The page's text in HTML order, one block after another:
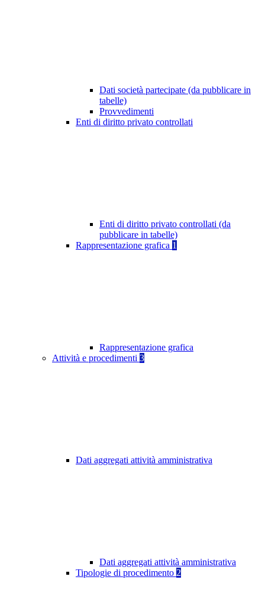
Dati società partecipate (da pubblicare in
tabelle)
Provvedimenti
Enti di diritto privato controllati
Enti di diritto privato controllati (da
pubblicare in tabelle)
Rappresentazione grafica 1
Rappresentazione grafica
Attività e procedimenti 3
Dati aggregati attività amministrativa
Dati aggregati attività amministrativa
Tipologie di procedimento 2